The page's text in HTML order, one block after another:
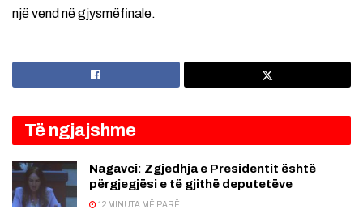
një vend në gjysmëfinale.
Të ngjajshme
Nagavci: Zgjedhja e Presidentit është
përgjegjësi e të gjithë deputetëve
12 MINUTA MË PARË